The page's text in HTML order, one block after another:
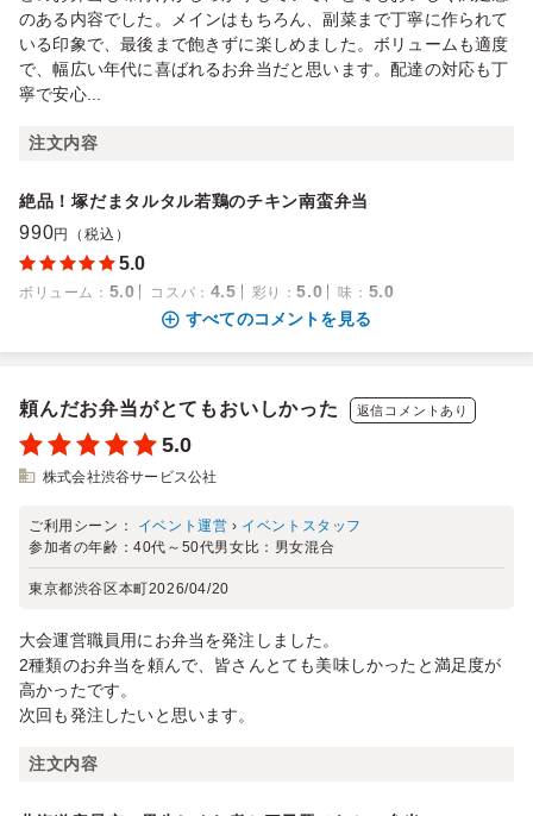
のある内容でした。メインはもちろん、副菜まで丁寧に作られて
いる印象で、最後まで飽きずに楽しめました。ボリュームも適度
で、幅広い年代に喜ばれるお弁当だと思います。配達の対応も丁
寧で安心...
注文内容
絶品！塚だまタルタル若鶏のチキン南蛮弁当
990円（税込）
5.0
ボリューム ： 5.0 コスパ ： 4.5 彩り ：5.0 味 ： 5.0
すべてのコメントを見る
頼んだお弁当がとてもおいしかった 返信コメントあり
5.0
株式会社渋谷サービス公社
ご利用シーン： イベント運営 › イベントスタッフ
参加者の年齢：40代～50代男女比： 男女混合
東京都渋谷区本町2026/04/20
大会運営職員用にお弁当を発注しました。
2種類のお弁当を頼んで、皆さんとても美味しかったと満足度が
高かったです。
次回も発注したいと思います。
注文内容